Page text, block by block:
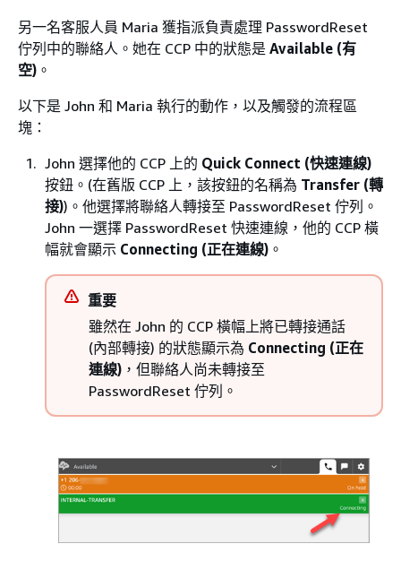
另一名客服人員 Maria 獲指派負責處理 PasswordReset
佇列中的聯絡人。她在 CCP 中的狀態是 Available (有
空) 。
以下是 John 和 Maria 執行的動作，以及觸發的流程區
塊：
John 選擇他的 CCP 上的 Quick Connect (快速連線)
按鈕。(在舊版 CCP 上，該按鈕的名稱為 Transfer (轉
接))。他選擇將聯絡人轉接至 PasswordReset 佇列。
John 一選擇 PasswordReset 快速連線，他的 CCP 橫
幅就會顯示 Connecting (正在連線) 。
重要
雖然在 John 的 CCP 橫幅上將已轉接通話
(內部轉接) 的狀態顯示為 Connecting (正在
連線) ，但聯絡人尚未轉接至
PasswordReset 佇列。